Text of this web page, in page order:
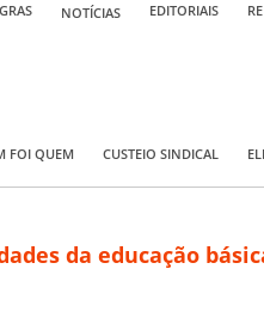
NOTÍCIAS EDITORIAIS
FOI QUEM CUSTEIO SINDICAL
da educação